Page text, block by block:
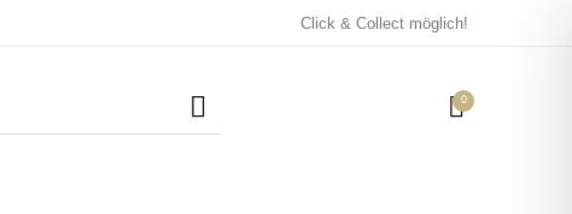
Click & Collect möglich!
0